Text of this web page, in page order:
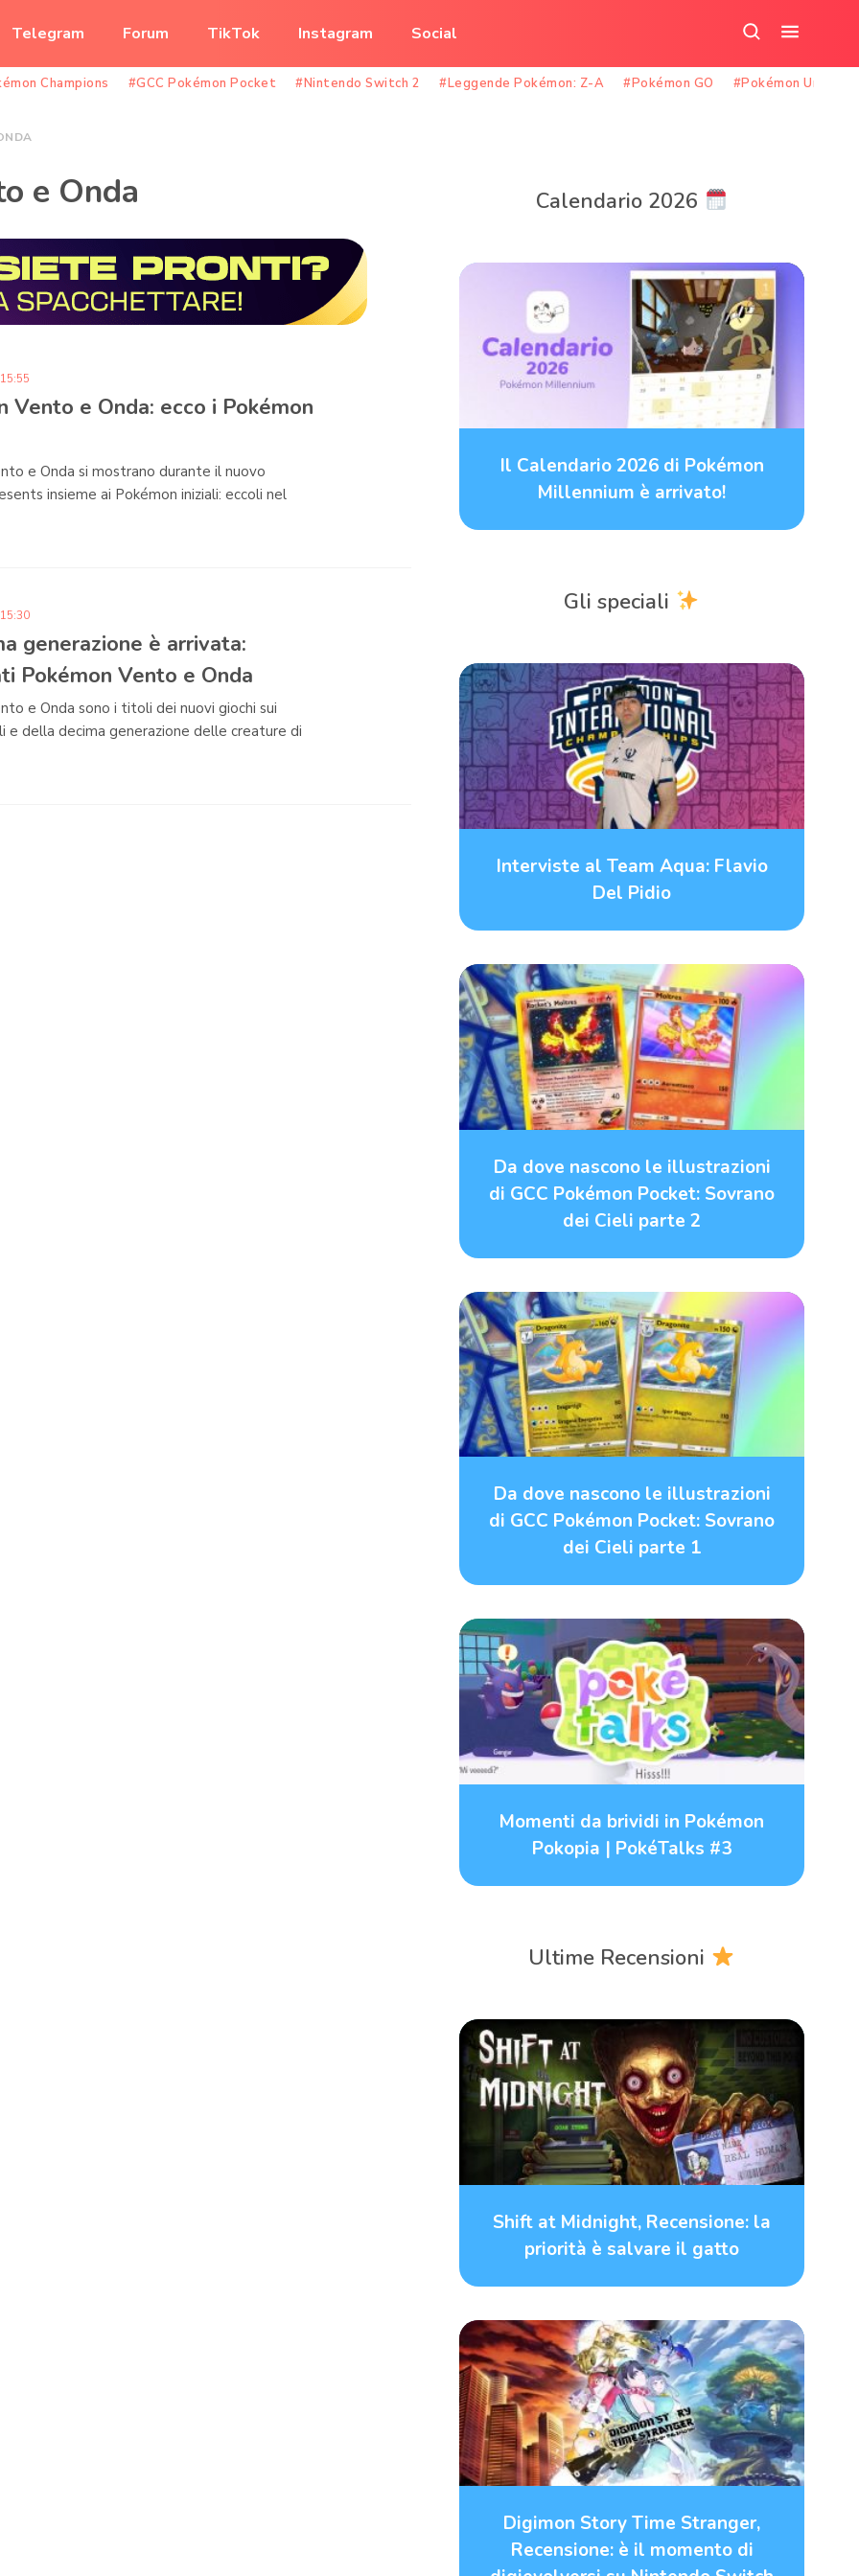
Telegram Forum TikTok Instagram Social
nel
sito
il
menu
Champions #GCC Pokémon Pocket #Nintendo Switch 2 #Leggende Pokémon: Z-A #Pokémon GO #Pokémon Unite
e Onda
Vento e Onda: ecco i Pokémon
e Onda si mostrano durante il nuovo
insieme ai Pokémon iniziali: eccoli nel
generazione è arrivata:
Pokémon Vento e Onda
e Onda sono i titoli dei nuovi giochi sui
e della decima generazione delle creature di
Calendario 2026
Il Calendario 2026 di Pokémon
Millennium è arrivato!
Gli speciali
Interviste al Team Aqua: Flavio
Del Pidio
Da dove nascono le illustrazioni
di GCC Pokémon Pocket: Sovrano
dei Cieli parte 2
Da dove nascono le illustrazioni
di GCC Pokémon Pocket: Sovrano
dei Cieli parte 1
Momenti da brividi in Pokémon
Pokopia | PokéTalks #3
Ultime Recensioni
Shift at Midnight, Recensione: la
priorità è salvare il gatto
Digimon Story Time Stranger,
Recensione: è il momento di